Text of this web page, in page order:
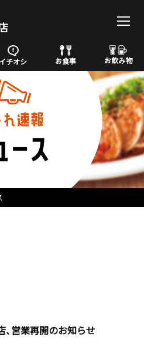
イチオシ お食事 お飲み物
、営業再開のお知らせ